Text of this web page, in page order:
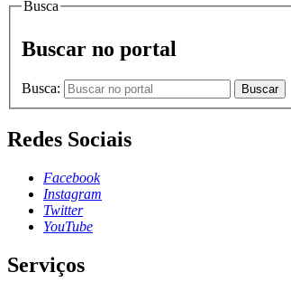
Busca
Buscar no portal
Busca: Buscar
Redes Sociais
Facebook
Instagram
Twitter
YouTube
Serviços